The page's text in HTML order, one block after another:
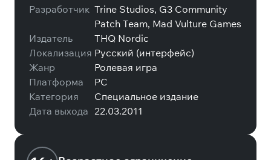
Разработчик Trine Studios, G3 Community
Patch Team, Mad Vulture Games
Издатель
THQ Nordic
Локализация Русский (интерфейс)
Жанр
Ролевая игра
Платформа
PC
Категория
Специальное издание
Дата выхода 22.03.2011